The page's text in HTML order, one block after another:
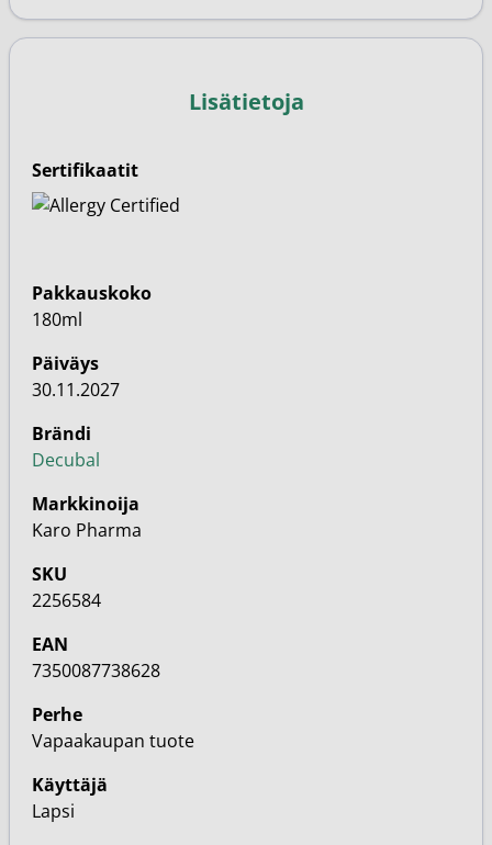
Lisätietoja
Sertifikaatit
Pakkauskoko
180ml
Päiväys
30.11.2027
Brändi
Decubal
Markkinoija
Karo Pharma
SKU
2256584
EAN
7350087738628
Perhe
Vapaakaupan tuote
Käyttäjä
Lapsi